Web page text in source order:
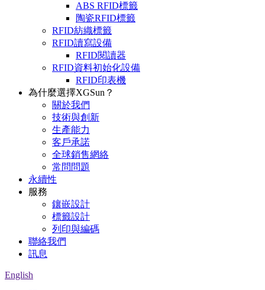
ABS RFID標籤
陶瓷RFID標籤
RFID紡織標籤
RFID讀寫設備
RFID閱讀器
RFID資料初始化設備
RFID印表機
為什麼選擇XGSun？
關於我們
技術與創新
生產能力
客戶承諾
全球銷售網絡
常問問題
永續性
服務
鑲嵌設計
標籤設計
列印與編碼
聯絡我們
訊息
English